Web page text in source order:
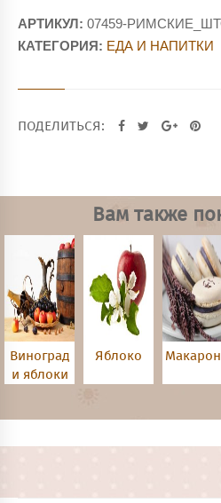
АРТИКУЛ: 07459-
КАТЕГОРИЯ: ЕДА И НАПИТКИ
ПОДЕЛИТЬСЯ:
Вам также
Виноград
и яблоки
Яблоко